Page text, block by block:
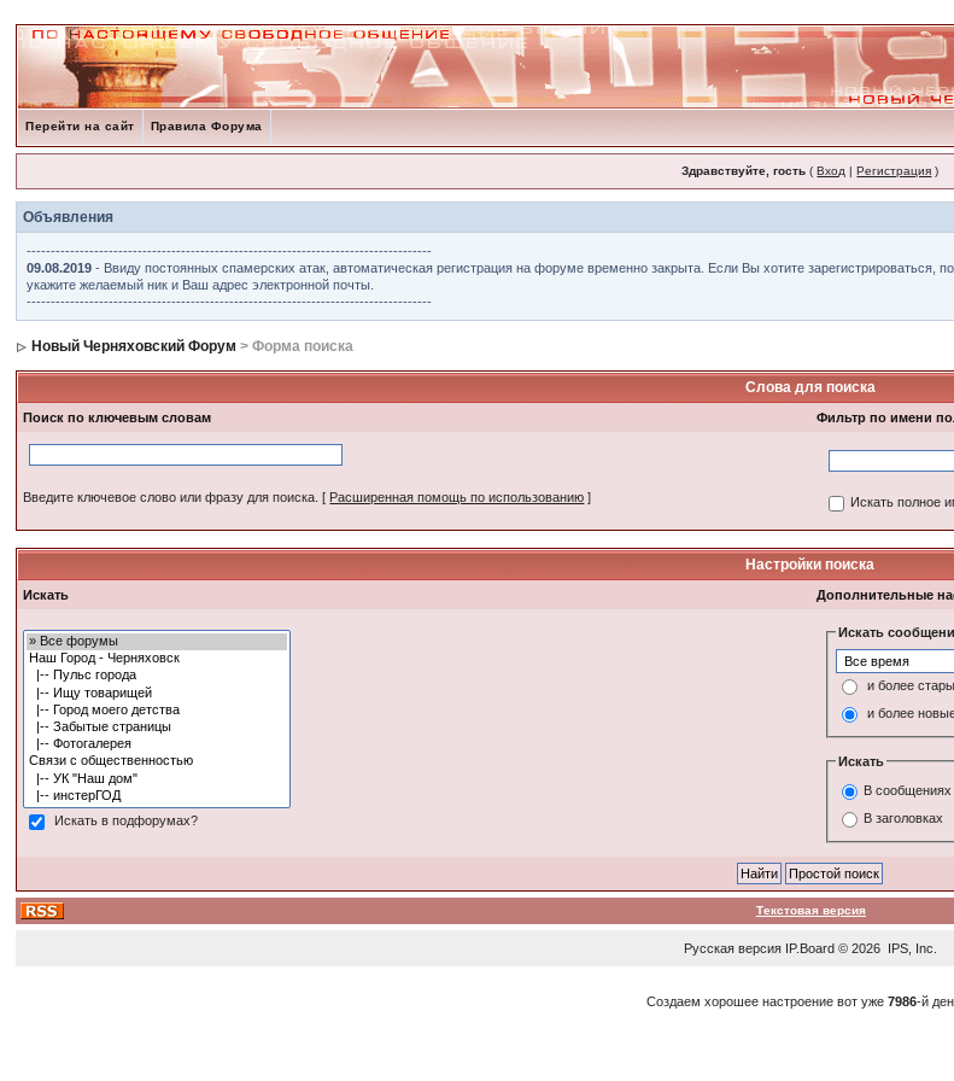
Перейти на сайт Правила Форума
Здравствуйте, гость (Вход |Регистрация )
Объявления
------------------------------------------------------------------------------------
09.08.2019 - Ввиду постоянных спамерских атак, автоматическая регистрация на форуме временно закрыта. Если Вы хотите зарегистрироваться,
укажите желаемый ник и Ваш адрес электронной почты.
------------------------------------------------------------------------------------
Новый Черняховский Форум > Форма поиска
Слова для поиска
Поиск по ключевым словам Фильтр по имени
Введите ключевое слово или фразу для поиска. [ Расширенная помощь по использованию ] Искать полное
Настройки поиска
Искать Дополнительные
Искать в подфорумах?
Искать
и более
и более
Искать
В сообщениях
В заголовках
Текстовая версия
Русская версия IP.Board© 2026 IPS, Inc
Создаем хорошее настроение вот уже7986-й